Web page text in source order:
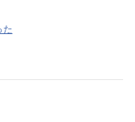
た